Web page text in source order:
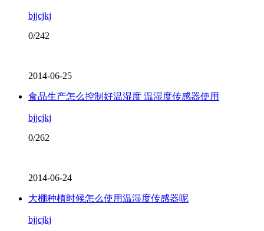
bjjcjkj
0/242
2014-06-25
食品生产怎么控制好温湿度 温湿度传感器使用
bjjcjkj
0/262
2014-06-24
大棚种植时候怎么使用温湿度传感器呢
bjjcjkj